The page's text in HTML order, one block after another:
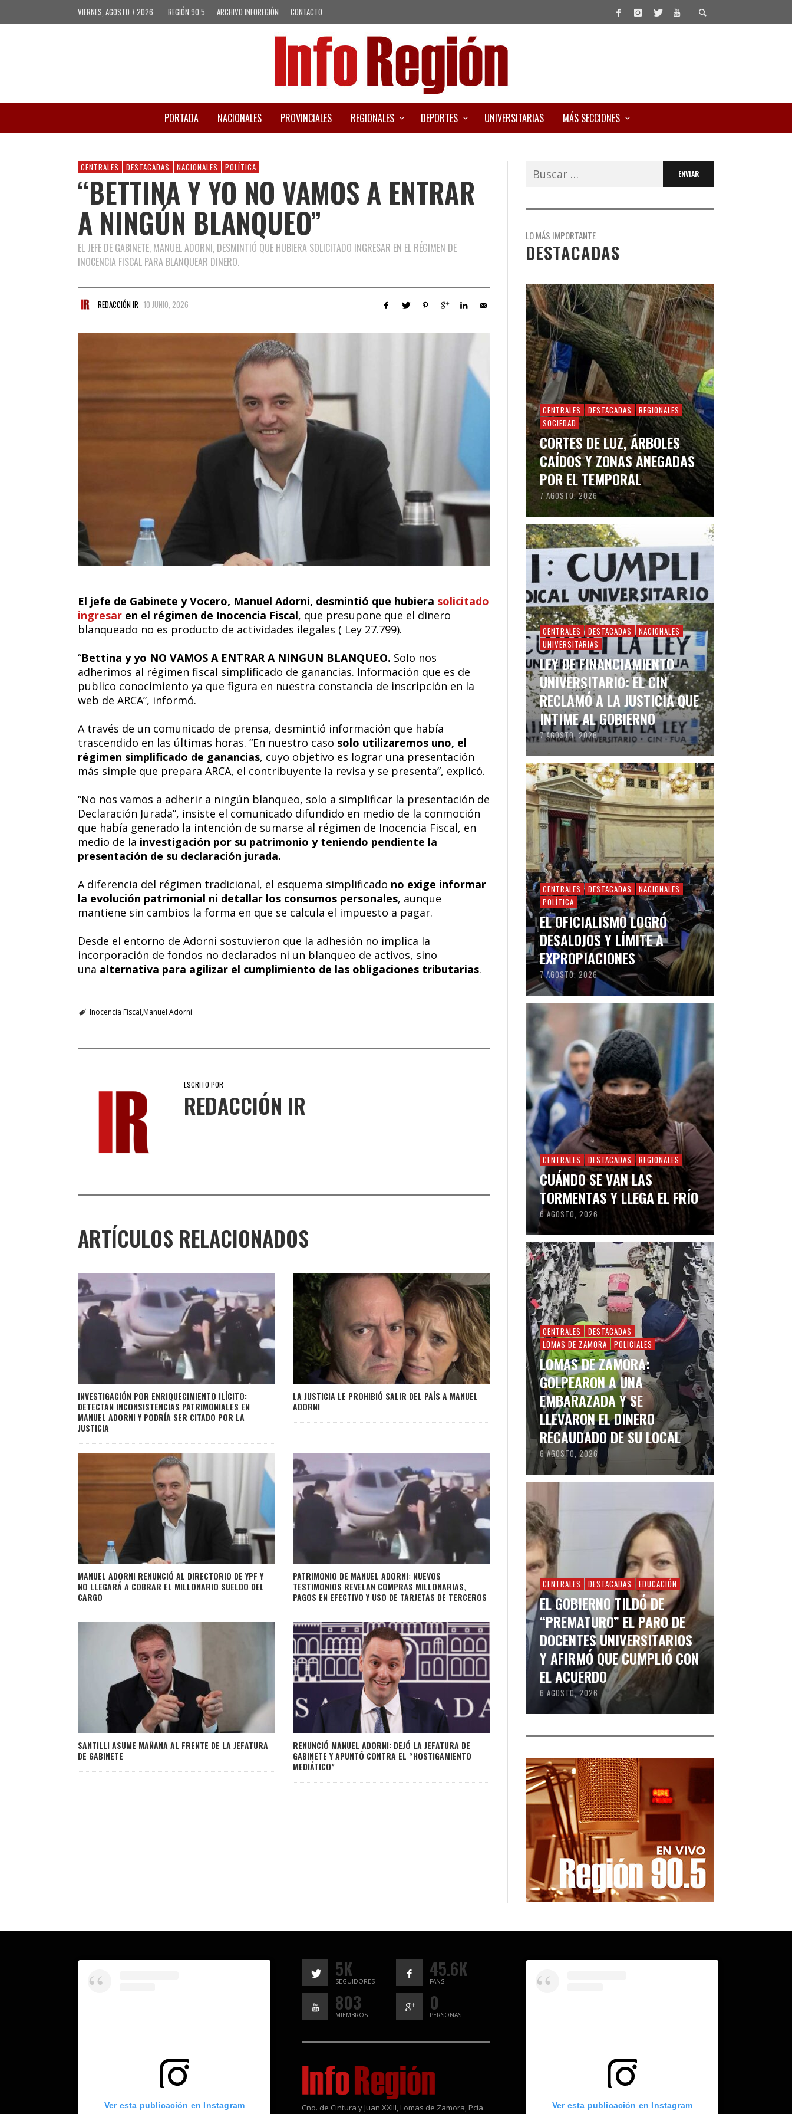
VIERNES, AGOSTO 7 2026 REGIÓN 90.5 ARCHIVO INFOREGIÓN CONTACTO
PORTADA NACIONALES PROVINCIALES REGIONALES DEPORTES UNIVERSITARIAS MÁS SECCIONES
CENTRALES DESTACADAS NACIONALES POLÍTICA
“BETTINA Y YO NO VAMOS A ENTRAR
A NINGÚN BLANQUEO”
EL JEFE DE GABINETE, MANUEL ADORNI, DESMINTIÓ QUE HUBIERA SOLICITADO INGRESAR EN EL RÉGIMEN DE
INOCENCIA FISCAL PARA BLANQUEAR DINERO.
REDACCIÓN IR 10 JUNIO, 2026
El jefe de Gabinete y Vocero, Manuel Adorni, desmintió que hubiera solicitado
ingresar en el régimen de Inocencia Fiscal, que presupone que el dinero
blanqueado no es producto de actividades ilegales ( Ley 27.799).
“Bettina y yo NO VAMOS A ENTRAR A NINGUN BLANQUEO. Solo nos
adherimos al régimen fiscal simplificado de ganancias. Información que es de
publico conocimiento ya que figura en nuestra constancia de inscripción en la
web de ARCA”, informó.
A través de un comunicado de prensa, desmintió información que había
trascendido en las últimas horas. “En nuestro caso solo utilizaremos uno, el
régimen simplificado de ganancias, cuyo objetivo es lograr una presentación
más simple que prepara ARCA, el contribuyente la revisa y se presenta”, explicó.
“No nos vamos a adherir a ningún blanqueo, solo a simplificar la presentación de
Declaración Jurada”, insiste el comunicado difundido en medio de la conmoción
que había generado la intención de sumarse al régimen de Inocencia Fiscal, en
medio de la investigación por su patrimonio y teniendo pendiente la
presentación de su declaración jurada.
A diferencia del régimen tradicional, el esquema simplificado no exige informar
la evolución patrimonial ni detallar los consumos personales, aunque
mantiene sin cambios la forma en que se calcula el impuesto a pagar.
Desde el entorno de Adorni sostuvieron que la adhesión no implica la
incorporación de fondos no declarados ni un blanqueo de activos, sino
una alternativa para agilizar el cumplimiento de las obligaciones tributarias.
Inocencia Fiscal Manuel Adorni
ESCRITO POR
REDACCIÓN IR
ARTÍCULOS RELACIONADOS
INVESTIGACIÓN POR ENRIQUECIMIENTO ILÍCITO:
DETECTAN INCONSISTENCIAS PATRIMONIALES EN
MANUEL ADORNI Y PODRÍA SER CITADO POR LA
JUSTICIA
LA JUSTICIA LE PROHIBIÓ SALIR DEL PAÍS A MANUEL
ADORNI
MANUEL ADORNI RENUNCIÓ AL DIRECTORIO DE YPF Y
NO LLEGARÁ A COBRAR EL MILLONARIO SUELDO DEL
CARGO
PATRIMONIO DE MANUEL ADORNI: NUEVOS
TESTIMONIOS REVELAN COMPRAS MILLONARIAS,
PAGOS EN EFECTIVO Y USO DE TARJETAS DE TERCEROS
SANTILLI ASUME MAÑANA AL FRENTE DE LA JEFATURA
DE GABINETE
RENUNCIÓ MANUEL ADORNI: DEJÓ LA JEFATURA DE
GABINETE Y APUNTÓ CONTRA EL “HOSTIGAMIENTO
MEDIÁTICO”
Buscar:
LO MÁS IMPORTANTE
DESTACADAS
CENTRALES DESTACADAS
REGIONALES
SOCIEDAD
CORTES DE LUZ, ÁRBOLES
CAÍDOS Y ZONAS ANEGADAS
POR EL TEMPORAL
7 AGOSTO, 2026
CENTRALES DESTACADAS
NACIONALES
UNIVERSITARIAS
LEY DE FINANCIAMIENTO
UNIVERSITARIO: EL CIN
RECLAMÓ A LA JUSTICIA QUE
INTIME AL GOBIERNO
7 AGOSTO, 2026
CENTRALES DESTACADAS
NACIONALES
POLÍTICA
EL OFICIALISMO LOGRÓ
DESALOJOS Y LÍMITE A
EXPROPIACIONES
7 AGOSTO, 2026
CENTRALES DESTACADAS REGIONALES
CUÁNDO SE VAN LAS
TORMENTAS Y LLEGA EL FRÍO
6 AGOSTO, 2026
CENTRALES
DESTACADAS
LOMAS DE ZAMORA
POLICIALES
LOMAS DE ZAMORA:
GOLPEARON A UNA
EMBARAZADA Y SE
LLEVARON EL DINERO
RECAUDADO DE SU LOCAL
6 AGOSTO, 2026
CENTRALES DESTACADAS EDUCACIÓN
EL GOBIERNO TILDÓ DE
“PREMATURO” EL PARO DE
DOCENTES UNIVERSITARIOS
Y AFIRMÓ QUE CUMPLIÓ CON
EL ACUERDO
6 AGOSTO, 2026
Ver esta publicación en Instagram
5K
SEGUIDORES
45.6K
FANS
803
MIEMBROS
0
PERSONAS
Cno. de Cintura y Juan XXIII, Lomas de Zamora, Pcia. Ver esta publicación en Instagram